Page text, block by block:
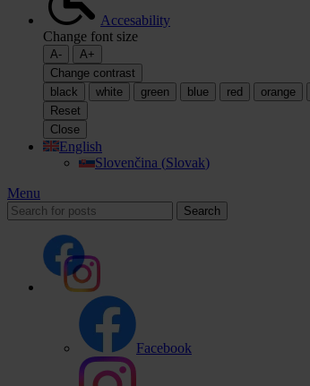
Accesability
Change font size
A-
A+
Change contrast
black
white green blue red orange
Reset
Close
English
Slovenčina (Slovak)
Menu
Search
Facebook